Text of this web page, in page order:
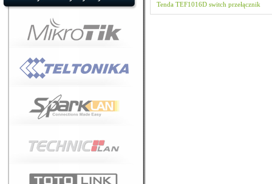
Tenda TEF1016D switch przełącznik